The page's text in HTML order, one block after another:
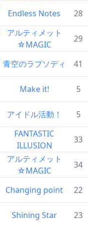
Endless Notes 28
アルティメット
☆MAGIC
29
青空のラプソディ 41
Make it! 5
アイドル活動！ 5
FANTASTIC
ILLUSION
33
アルティメット
☆MAGIC
34
Changing point 22
Shining Star 23